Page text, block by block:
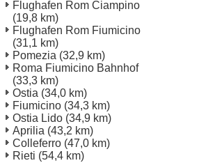
Flughafen Rom Ciampino
(19,8 km)
Flughafen Rom Fiumicino
(31,1 km)
Pomezia (32,9 km)
Roma Fiumicino Bahnhof
(33,3 km)
Ostia (34,0 km)
Fiumicino (34,3 km)
Ostia Lido (34,9 km)
Aprilia (43,2 km)
Colleferro (47,0 km)
Rieti (54,4 km)